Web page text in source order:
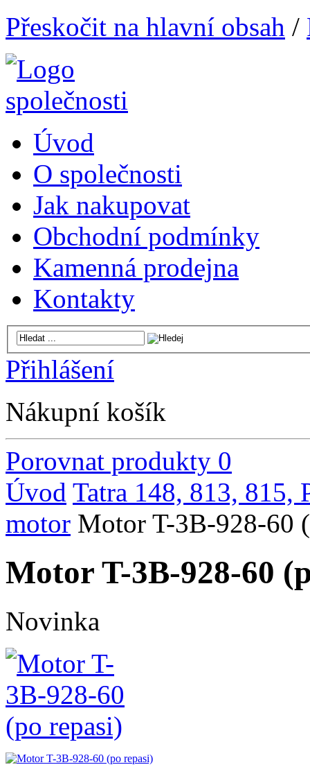
Přeskočit na hlavní obsah /
Úvod
O společnosti
Jak nakupovat
Obchodní podmínky
Kamenná prodejna
Kontakty
Přihlášení
Nákupní košík
Porovnat produkty 0
Úvod Tatra 148, 813, 815,
motor Motor T-3B-928-60
Motor T-3B-928-60
Novinka